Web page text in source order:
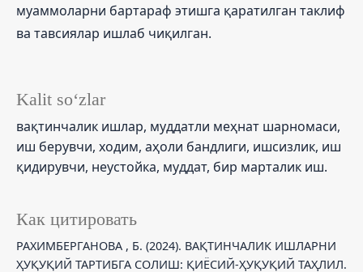
Kalit so‘zlar
вақтинчалик ишлар, муддатли меҳнат шарномаси,
иш берувчи, ходим, аҳоли бандлиги, ишсизлик, иш
қидирувчи, неустойка, муддат, бир марталик иш.
Как цитировать
РАХИМБЕРГАНОВА , Б. (2024). ВАҚТИНЧАЛИК ИШЛАРНИ
ҲУҚУҚИЙ ТАРТИБГА СОЛИШ: ҚИЁСИЙ-ҲУҚУҚИЙ ТАҲЛИЛ.
муаммоларни бартараф этишга қаратилган таклиф
ва тавсиялар ишлаб чиқилган.